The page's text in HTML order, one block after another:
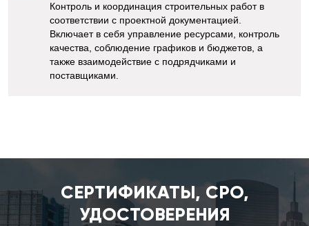
Контроль и координация строительных работ в
соответствии с проектной документацией.
Включает в себя управление ресурсами, контроль
качества, соблюдение графиков и бюджетов, а
также взаимодействие с подрядчиками и
поставщиками.
СЕРТИФИКАТЫ, СРО,
УДОСТОВЕРЕНИЯ